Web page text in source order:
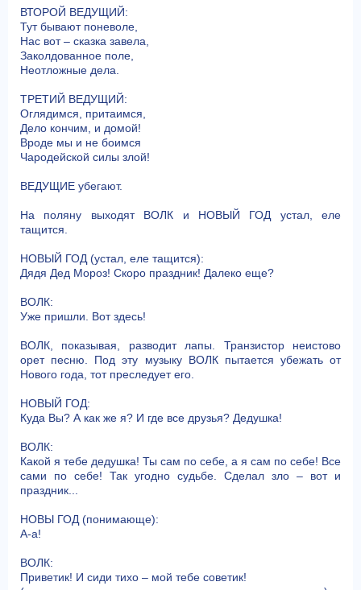
ВТОРОЙ ВЕДУЩИЙ:
Тут бывают поневоле,
Нас вот – сказка завела,
Заколдованное поле,
Неотложные дела.
ТРЕТИЙ ВЕДУЩИЙ:
Оглядимся, притаимся,
Дело кончим, и домой!
Вроде мы и не боимся
Чародейской силы злой!
ВЕДУЩИЕ убегают.
На поляну выходят ВОЛК и НОВЫЙ ГОД устал, еле
тащится.
НОВЫЙ ГОД (устал, еле тащится):
Дядя Дед Мороз! Скоро праздник! Далеко еще?
ВОЛК:
Уже пришли. Вот здесь!
ВОЛК, показывая, разводит лапы. Транзистор неистово
орет песню. Под эту музыку ВОЛК пытается убежать от
Нового года, тот преследует его.
НОВЫЙ ГОД:
Куда Вы? А как же я? И где все друзья? Дедушка!
ВОЛК:
Какой я тебе дедушка! Ты сам по себе, а я сам по себе! Все
сами по себе! Так угодно судьбе. Сделал зло – вот и
праздник...
НОВЫ ГОД (понимающе):
А-а!
ВОЛК:
Приветик! И сиди тихо – мой тебе советик!